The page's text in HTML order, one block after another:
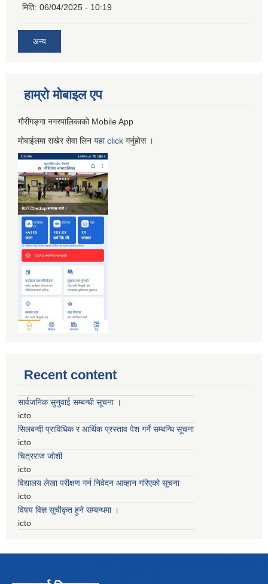
मिति: 06/04/2025 - 10:19
अन्य
हाम्रो माेबाइल एप
गौरीगङ्गा नगरपालिकाको Mobile App
मोबाईलमा राखेर सेवा लिन यहाclick गर्नुहाेस ।
Recent content
सार्वजनिक सुनुवाई सम्बन्धी सूचना ।
icto
सिलबन्दी प्राविधिक र आर्थिक प्रस्ताव पेश गर्ने सम्बन्धि सूचना
icto
चित्रराज जोशी
icto
विद्यालय लेखा परीक्षण गर्न निवेदन आव्हान गरिएको सूचना
icto
विषय विज्ञ सूचीकृत हुने सम्बन्धमा ।
icto